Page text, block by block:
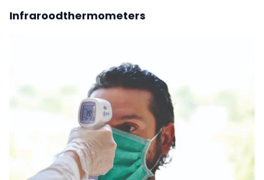
Infraroodthermometers